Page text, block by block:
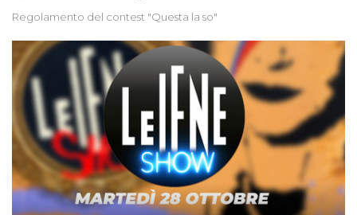
Regolamento del contest "Questa la so"